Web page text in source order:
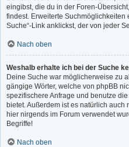
eingibst, die du in der Foren-
findest. Erweiterte Suchmöglichkeiten
Suche“-Link anklickst, der von jeder
Nach oben
Weshalb erhalte ich bei der Suche
Deine Suche war möglicherweise zu
gängige Wörter, welche von phpBB
spezifischere Anfrage und benutze
bietet. Außerdem ist es natürlich
hier nirgends im Forum verwendet
Begriffe!
Nach oben